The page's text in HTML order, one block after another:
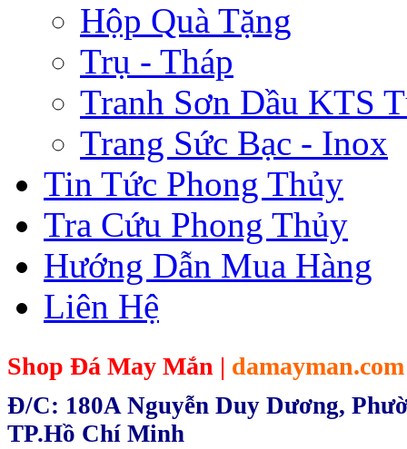
Hộp Quà Tặng
Trụ - Tháp
Tranh Sơn Dầu KTS
Trang Sức Bạc - Inox
Tin Tức Phong Thủy
Tra Cứu Phong Thủy
Hướng Dẫn Mua Hàng
Liên Hệ
Shop Đá May Mắn | damayman.com
Đ/C: 180A Nguyễn Duy Dương,
TP.Hồ Chí Minh